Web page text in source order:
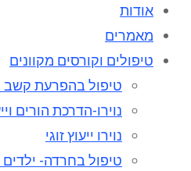
אודות
מאמרים
טיפולים וקורסים מקוונים
טיפול בהפרעת קשב
נוירו-הדרכת הורים
נוירו ייעוץ זוגי
טיפול בחרדה- ילדים